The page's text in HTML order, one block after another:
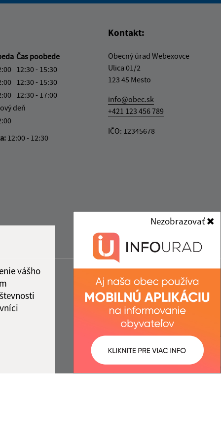
vášho
Nezobrazovať
Čas poobede
12:30 - 15:30
12:30 - 15:30
12:30 - 17:00
deň
12:00 - 12:30
Kontakt:
Obecný úrad Webexovce
Ulica 01/2
123 45 Mesto
info@obec.sk
+421 123 456 789
IČO: 12345678